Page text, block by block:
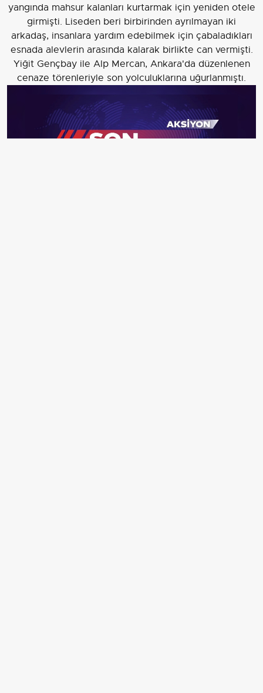
yangında mahsur kalanları kurtarmak için yeniden otele
girmişti. Liseden beri birbirinden ayrılmayan iki
arkadaş, insanlara yardım edebilmek için çabaladıkları
esnada alevlerin arasında kalarak birlikte can vermişti.
Yiğit Gençbay ile Alp Mercan, Ankara'da düzenlenen
cenaze törenleriyle son yolculuklarına uğurlanmıştı.